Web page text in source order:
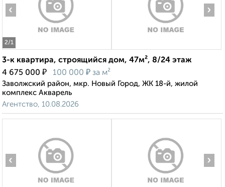
2/1
‹ ›
3-к квартира, строящийся дом, 47м², 8/24 этаж
4 675 000 ₽ 100 000 ₽ за м²
Заволжский район, мкр. Новый Город, ЖК 18-й, жилой
комплекс Акварель
Агентство, 10.08.2026
‹ ›